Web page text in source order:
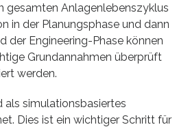
gesamten Anlagenlebenszyklus
in der Planungsphase und dann
der Engineering-Phase können
Grundannahmen überprüft
werden.
als simulationsbasiertes
Dies ist ein wichtiger Schritt für